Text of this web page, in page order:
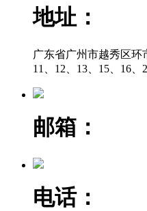
地址：
广东省广州市越秀区环
11、12、13、15、16、
邮箱：
电话：